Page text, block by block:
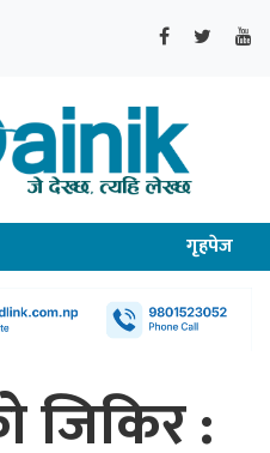
गृहपेज
जिकिर :